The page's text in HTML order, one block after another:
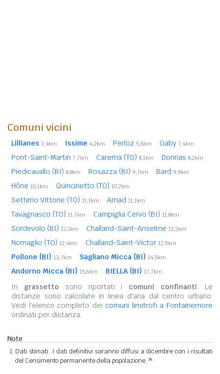
Comuni vicini
Lillianes 2,4km Issime 4,2km Perloz 5,5km Gaby 7,4km
Pont-Saint-Martin 7,7km Carema (TO) 8,1km Donnas 8,2km
Piedicavallo (BI) 8,8km Rosazza (BI) 9,7km Bard 9,9km
Hône 10,1km Quincinetto (TO) 10,2km
Settimo Vittone (TO) 11,1km Arnad 11,1km
Tavagnasco (TO) 11,7km Campiglia Cervo (BI) 11,8km
Sordevolo (BI) 12,1km Challand-Saint-Anselme 12,3km
Nomaglio (TO) 12,4km Challand-Saint-Victor 12,9km
Pollone (BI) 13,7km Sagliano Micca (BI) 14,5km
Andorno Micca (BI) 15,6km BIELLA (BI) 17,7km
In grassetto sono riportati i comuni confinanti. Le
distanze sono calcolate in linea d'aria dal centro urbano.
Vedi l'elenco completo dei comuni limitrofi a Fontainemore
ordinati per distanza.
Note
Dati stimati. I dati definitivi saranno diffusi a dicembre con i risultati
del Censimento permanente della popolazione. ^